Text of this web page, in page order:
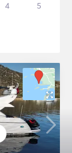
4 5